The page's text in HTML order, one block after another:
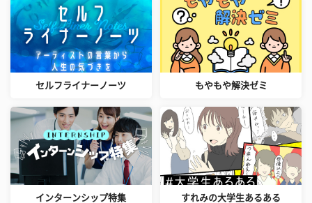
セルフライナーノーツ もやもや解決ゼミ
インターンシップ特集 すれみの大学生あるある